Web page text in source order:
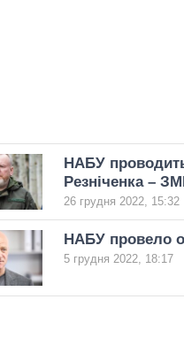
НАБУ
Резніченка –
26 грудня 2022, 15:32
НАБУ провело
5 грудня 2022, 18:17